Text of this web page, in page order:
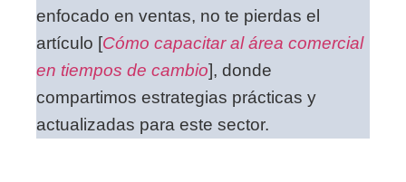
enfocado en ventas, no te pierdas el
artículo [Cómo capacitar al área comercial
en tiempos de cambio], donde
compartimos estrategias prácticas y
actualizadas para este sector.